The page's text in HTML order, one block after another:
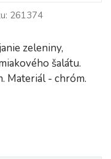
261374
zeleniny,
šalátu.
Materiál - chróm.